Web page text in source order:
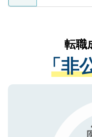
ているすべて
は、個人情
管理基準を
る、プライ
で、機密保
かがいして
経験をまじ
させていた
ない方には
ので、まずは
転職
「非